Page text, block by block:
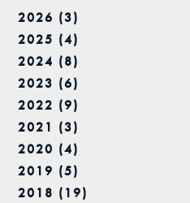
2026 (3)
2025 (4)
2024 (8)
2023 (6)
2022 (9)
2021 (3)
2020 (4)
2019 (5)
2018 (19)